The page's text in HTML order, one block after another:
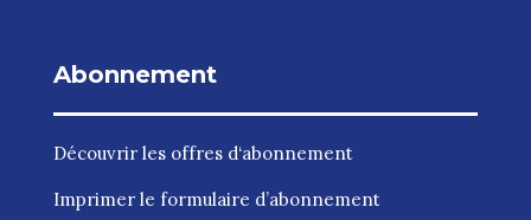
Abonnement
Découvrir les offres d‘abonnement
Imprimer le formulaire d’abonnement